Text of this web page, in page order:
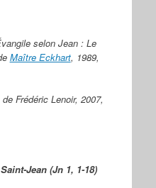
selon Jean : Le
Maître Eckhart, 1989,
Frédéric Lenoir, 2007,
Jean (Jn 1, 1-18)